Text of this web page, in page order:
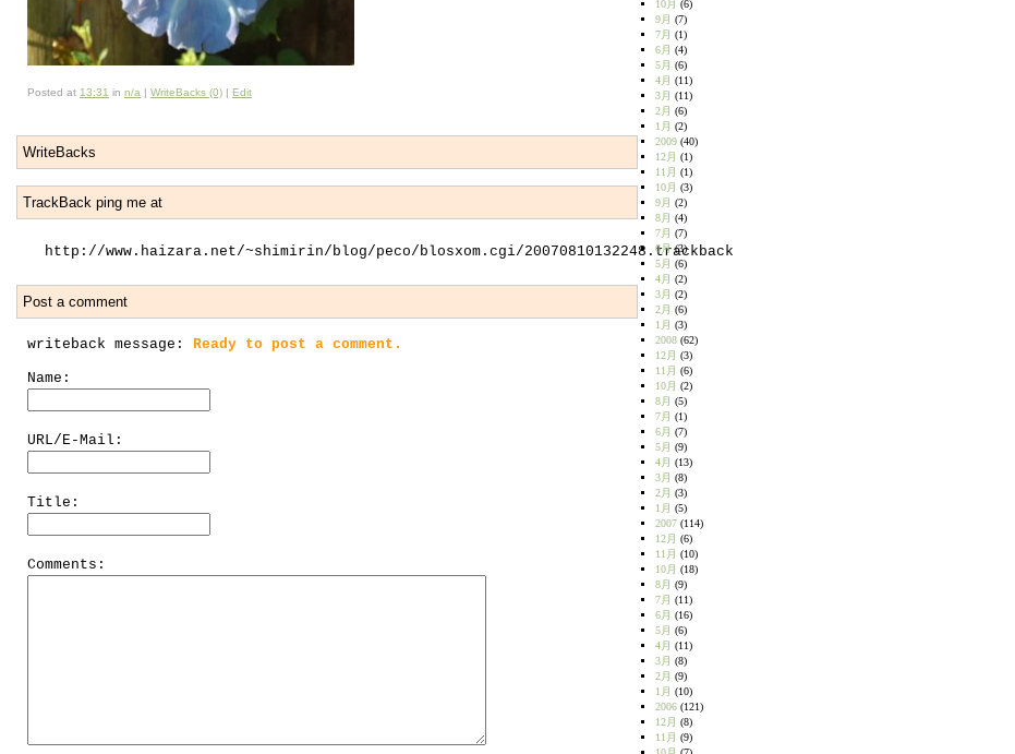
Posted at 13:31 in n/a | WriteBacks (0) | Edit
WriteBacks
TrackBack ping me at
http://www.haizara.net/~shimirin/blog/peco/blosxom.cgi/20070810132248.trackback
Post a comment
writeback message: Ready to post a comment.
Name:
URL/E-Mail:
Title:
Comments:
10月 (6)
9月 (7)
7月 (1)
6月 (4)
5月 (6)
4月 (11)
3月 (11)
2月 (6)
1月 (2)
2009 (40)
12月 (1)
11月 (1)
10月 (3)
9月 (2)
8月 (4)
7月 (7)
6月(3)
5月 (6)
4月 (2)
3月 (2)
2月 (6)
1月 (3)
2008 (62)
12月 (3)
11月 (6)
10月 (2)
8月 (5)
7月 (1)
6月 (7)
5月 (9)
4月 (13)
3月 (8)
2月 (3)
1月 (5)
2007 (114)
12月 (6)
11月 (10)
10月 (18)
8月 (9)
7月 (11)
6月 (16)
5月 (6)
4月 (11)
3月 (8)
2月 (9)
1月 (10)
2006 (121)
12月 (8)
11月 (9)